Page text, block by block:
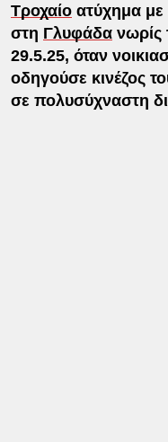
Τροχαίοατύχημα με
στη Γλυφάδανωρίς
29.5.25, όταν
οδηγούσε κινέζος
σε πολυσύχναστη